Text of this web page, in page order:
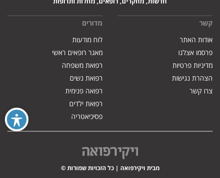
חדשות, מחקרים, רופאים, מחלות ותרופות
קשר
אודות האתר
פרסמו אצלנו
מדיניות פרטיות
הצהרת נגישות
צרו קשר
מדורים
לוח מודעות
מאגר רופאים ראשי
רפואת משפחה
רפואת נשים
רפואה פנימית
רפואת ילדים
פסיכיאטריה
מבית ויקירפואה | כל הזכויות שמורות ©